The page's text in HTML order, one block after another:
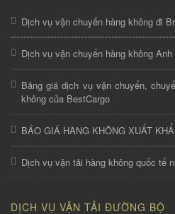
Dịch vụ vận chuyển hàng không đi
Dịch vụ vận chuyển hàng không
Bảng giá dịch vụ vận chuyển,
không của BestCargo
BÁO GIÁ HÀNG KHÔNG XUẤT
Dịch vụ vận tải hàng không quốc tế
DỊCH VỤ VẬN TẢI ĐƯỜNG BỘ